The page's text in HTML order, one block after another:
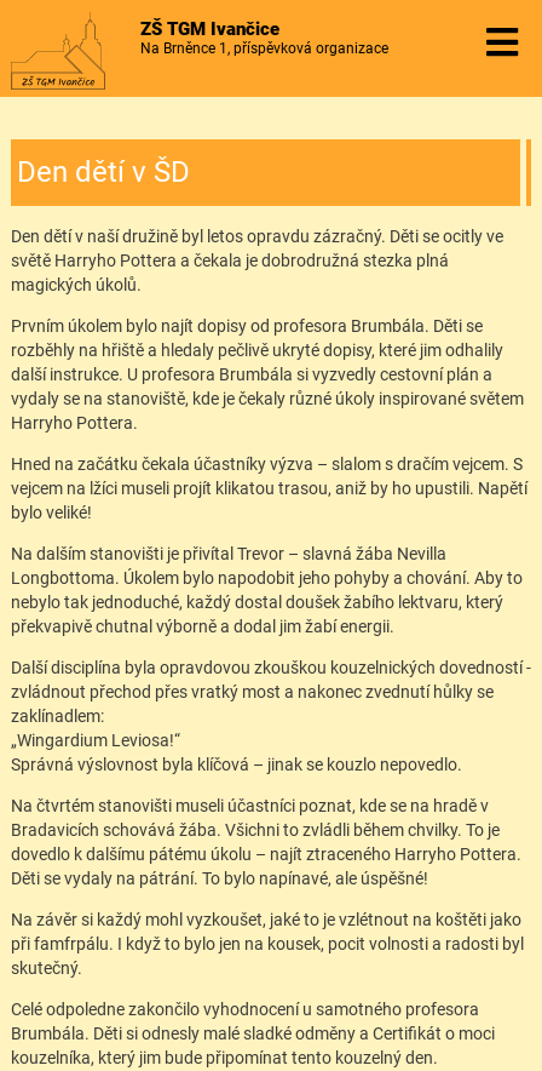
ZŠ TGM Ivančice
Na Brněnce 1, příspěvková organizace
Den dětí v ŠD
Den dětí v naší družině byl letos opravdu zázračný. Děti se ocitly ve
světě Harryho Pottera a čekala je dobrodružná stezka plná
magických úkolů.
Prvním úkolem bylo najít dopisy od profesora Brumbála. Děti se
rozběhly na hřiště a hledaly pečlivě ukryté dopisy, které jim odhalily
další instrukce. U profesora Brumbála si vyzvedly cestovní plán a
vydaly se na stanoviště, kde je čekaly různé úkoly inspirované světem
Harryho Pottera.
Hned na začátku čekala účastníky výzva – slalom s dračím vejcem. S
vejcem na lžíci museli projít klikatou trasou, aniž by ho upustili. Napětí
bylo veliké!
Na dalším stanovišti je přivítal Trevor – slavná žába Nevilla
Longbottoma. Úkolem bylo napodobit jeho pohyby a chování. Aby to
nebylo tak jednoduché, každý dostal doušek žabího lektvaru, který
překvapivě chutnal výborně a dodal jim žabí energii.
Další disciplína byla opravdovou zkouškou kouzelnických dovedností -
zvládnout přechod přes vratký most a nakonec zvednutí hůlky se
zaklínadlem:
„Wingardium Leviosa!“
Správná výslovnost byla klíčová – jinak se kouzlo nepovedlo.
Na čtvrtém stanovišti museli účastníci poznat, kde se na hradě v
Bradavicích schovává žába. Všichni to zvládli během chvilky. To je
dovedlo k dalšímu pátému úkolu – najít ztraceného Harryho Pottera.
Děti se vydaly na pátrání. To bylo napínavé, ale úspěšné!
Na závěr si každý mohl vyzkoušet, jaké to je vzlétnout na koštěti jako
při famfrpálu. I když to bylo jen na kousek, pocit volnosti a radosti byl
skutečný.
Celé odpoledne zakončilo vyhodnocení u samotného profesora
Brumbála. Děti si odnesly malé sladké odměny a Certifikát o moci
kouzelníka, který jim bude připomínat tento kouzelný den.